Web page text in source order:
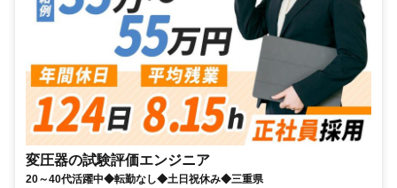
変圧器の試験評価エンジニア
20～40代活躍中◆転勤なし◆土日祝休み◆三重県